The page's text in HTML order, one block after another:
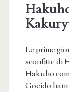
Le prime
sconfitte di
Hakuho
Goeido